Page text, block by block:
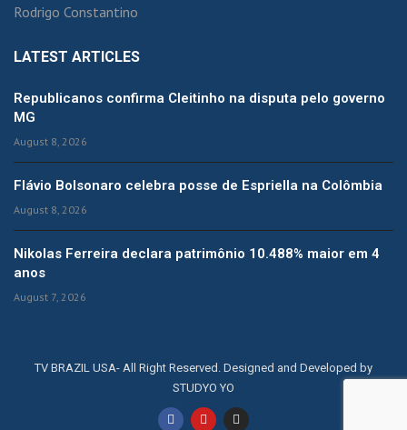
Rodrigo Constantino
LATEST ARTICLES
Republicanos confirma Cleitinho na disputa pelo governo
MG
August 8, 2026
Flávio Bolsonaro celebra posse de Espriella na Colômbia
August 8, 2026
Nikolas Ferreira declara patrimônio 10.488% maior em 4
anos
August 7, 2026
TV BRAZIL USA- All Right Reserved. Designed and Developed by
STUDYO YO